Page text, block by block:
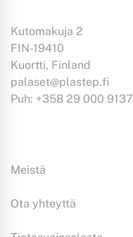
Kutomakuja 2
FIN-19410
Kuortti, Finland
palaset@plastep.fi
Puh: +358 29 000 9137
Meistä
Ota yhteyttä